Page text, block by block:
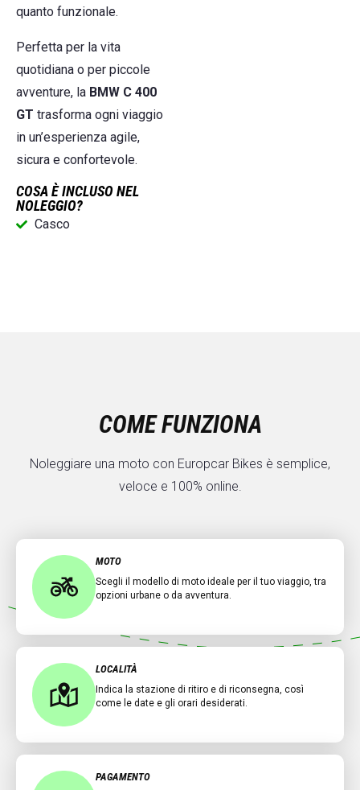
quanto funzionale.
Perfetta per la vita
quotidiana o per piccole
avventure, la BMW C 400
GT trasforma ogni viaggio
in un’esperienza agile,
sicura e confortevole.
COSA È INCLUSO NEL
NOLEGGIO?
Casco
COME FUNZIONA
Noleggiare una moto con Europcar Bikes è semplice,
veloce e 100% online.
MOTO
Scegli il modello di moto ideale per il tuo viaggio, tra
opzioni urbane o da avventura.
LOCALITÀ
Indica la stazione di ritiro e di riconsegna, così
come le date e gli orari desiderati.
PAGAMENTO